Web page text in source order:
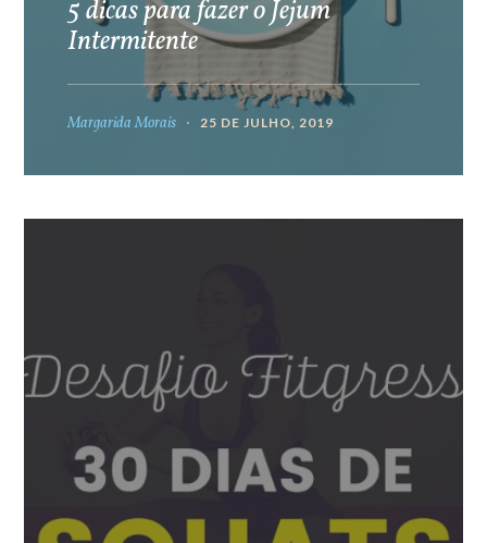
5 dicas para fazer o Jejum
Intermitente
Margarida Morais 25 DE JULHO, 2019